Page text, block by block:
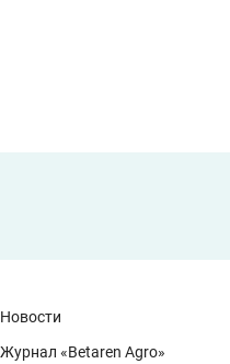
Новости
Журнал «Betaren Agro»